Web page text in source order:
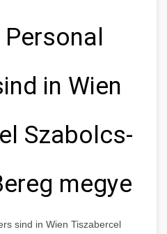
in Wien
Szabolcs-
megye
sind in Wien Tiszabercel